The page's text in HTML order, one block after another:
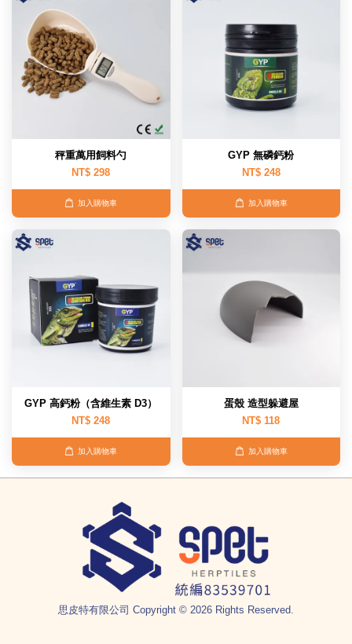
秤重萬用飼料勺
NT$ 298
加入購物車
GYP 無磷鈣粉
NT$ 248
加入購物車
GYP 高鈣粉（含維生素 D3）
NT$ 248
加入購物車
蛋殼 造型躲避屋
NT$ 118
加入購物車
思皮特有限公司 Copyright © 2026 Rights Reserved.